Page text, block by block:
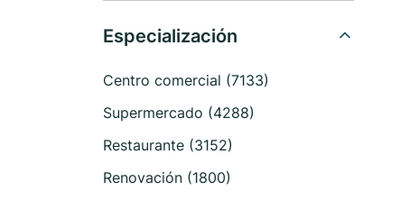
Especialización
Centro comercial (7133)
Supermercado (4288)
Restaurante (3152)
Renovación (1800)